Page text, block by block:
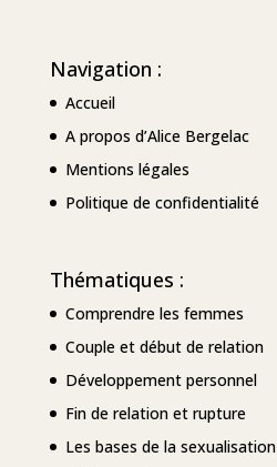
Navigation :
Accueil
A propos d’Alice Bergelac
Mentions légales
Politique de confidentialité
Thématiques :
Comprendre les femmes
Couple et début de relation
Développement personnel
Fin de relation et rupture
Les bases de la sexualisation